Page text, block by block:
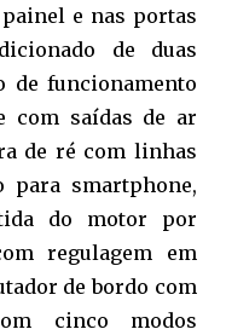
e nas portas
de duas
de funcionamento
com saídas de ar
de ré com linhas
para smartphone,
do motor por
regulagem em
de bordo com
cinco modos